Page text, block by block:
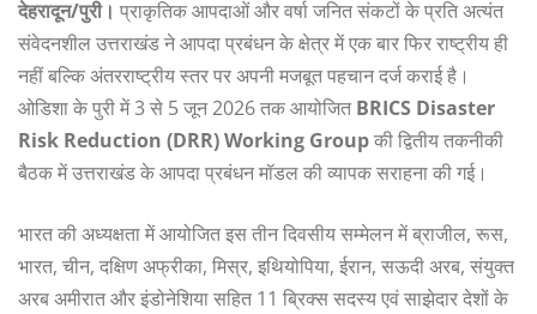
देहरादून/पुरी। प्राकृतिक आपदाओं और वर्षा जनित संकटों के प्रति अत्यंत
संवेदनशील उत्तराखंड ने आपदा प्रबंधन के क्षेत्र में एक बार फिर राष्ट्रीय ही
नहीं बल्कि अंतरराष्ट्रीय स्तर पर अपनी मजबूत पहचान दर्ज कराई है।
ओडिशा के पुरी में 3 से 5 जून 2026 तक आयोजित BRICS Disaster
Risk Reduction (DRR) Working Groupकी द्वितीय तकनीकी
बैठक में उत्तराखंड के आपदा प्रबंधन मॉडल की व्यापक सराहना की गई।
भारत की अध्यक्षता में आयोजित इस तीन दिवसीय सम्मेलन में ब्राजील, रूस,
भारत, चीन, दक्षिण अफ्रीका, मिस्र, इथियोपिया, ईरान, सऊदी अरब, संयुक्त
अरब अमीरात और इंडोनेशिया सहित 11 ब्रिक्स सदस्य एवं साझेदार देशों के